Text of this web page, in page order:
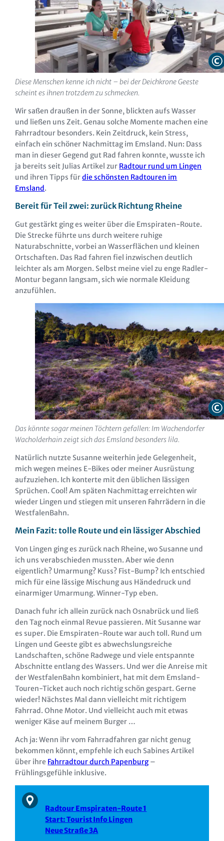
Diese Menschen kenne ich nicht – bei der Deichkrone Geeste
scheint es ihnen trotzdem zu schmecken.
Wir saßen draußen in der Sonne, blickten aufs Wasser
und ließen uns Zeit. Genau solche Momente machen eine
Fahrradtour besonders. Kein Zeitdruck, kein Stress,
einfach ein schöner Nachmittag im Emsland. Nun: Dass
man in dieser Gegend gut Rad fahren konnte, wusste ich
ja bereits seit Julias Artikel zur Radtour rund um Lingen
und ihren Tipps fürdie schönsten Radtouren im
Emsland.
Bereit für Teil zwei: zurück Richtung Rheine
Gut gestärkt ging es weiter über die Emspiraten-Route.
Die Strecke führte uns durch weitere ruhige
Naturabschnitte, vorbei an Wasserflächen und kleinen
Ortschaften. Das Rad fahren fiel inzwischen deutlich
leichter als am Morgen. Selbst meine viel zu enge Radler-
Montur begann langsam, sich wie normale Kleidung
anzufühlen.
Das könnte sogar meinen Töchtern gefallen: Im Wachendorfer
Wacholderhain zeigt sich das Emsland besonders lila.
Natürlich nutzte Susanne weiterhin jede Gelegenheit,
mich wegen meines E-Bikes oder meiner Ausrüstung
aufzuziehen. Ich konterte mit den üblichen lässigen
Sprüchen. Cool! Am späten Nachmittag erreichten wir
wieder Lingen und stiegen mit unseren Fahrrädern in die
WestfalenBahn.
Mein Fazit: tolle Route und ein lässiger Abschied
Von Lingen ging es zurück nach Rheine, wo Susanne und
ich uns verabschieden mussten. Aber wie denn
eigentlich? Umarmung? Kuss? Fist-Bump? Ich entschied
mich für eine lässige Mischung aus Händedruck und
einarmiger Umarmung. Winner-Typ eben.
Danach fuhr ich allein zurück nach Osnabrück und ließ
den Tag noch einmal Revue passieren. Mit Susanne war
es super. Die Emspiraten-Route war auch toll. Rund um
Lingen und Geeste gibt es abwechslungsreiche
Landschaften, schöne Radwege und viele entspannte
Abschnitte entlang des Wassers. Und wer die Anreise mit
der WestfalenBahn kombiniert, hat mit dem Emsland-
Touren-Ticket auch noch richtig schön gespart. Gerne
wieder! Nächstes Mal dann vielleicht mit richtigem
Fahrrad. Ohne Motor. Und vielleicht auch mit etwas
weniger Käse auf meinem Burger …
Ach ja: Wenn ihr vom Fahrradfahren gar nicht genug
bekommen könnt, empfehle ich euch Sabines Artikel
über ihre Fahrradtour durch Papenburg–
Frühlingsgefühle inklusive.
Radtour Emspiraten-Route 1
Start: Tourist Info Lingen
Neue Straße 3A